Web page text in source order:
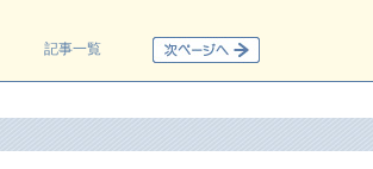
記事一覧